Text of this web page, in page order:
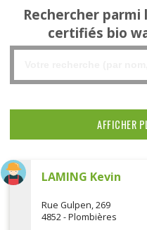
Rechercher
certifiés bio
LAMING Kevin
Rue Gulpen, 269
4852 - Plombières
AFFICHER